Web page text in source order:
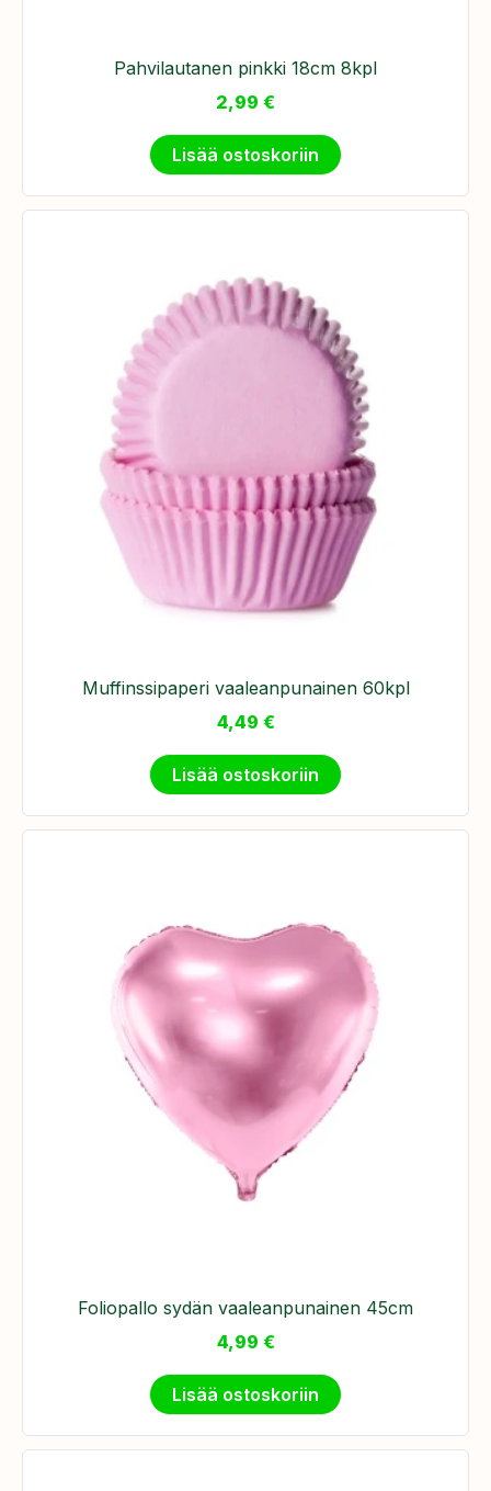
Pahvilautanen pinkki 18cm 8kpl
2,99 €
Lisää ostoskoriin
Muffinssipaperi vaaleanpunainen 60kpl
4,49 €
Lisää ostoskoriin
Foliopallo sydän vaaleanpunainen 45cm
4,99 €
Lisää ostoskoriin